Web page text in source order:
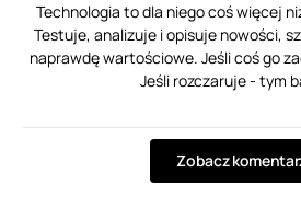
Technologia to dla niego coś więcej
Testuje, analizuje i opisuje nowości,
naprawdę wartościowe. Jeśli coś go
Jeśli rozczaruje - tym
Zobacz